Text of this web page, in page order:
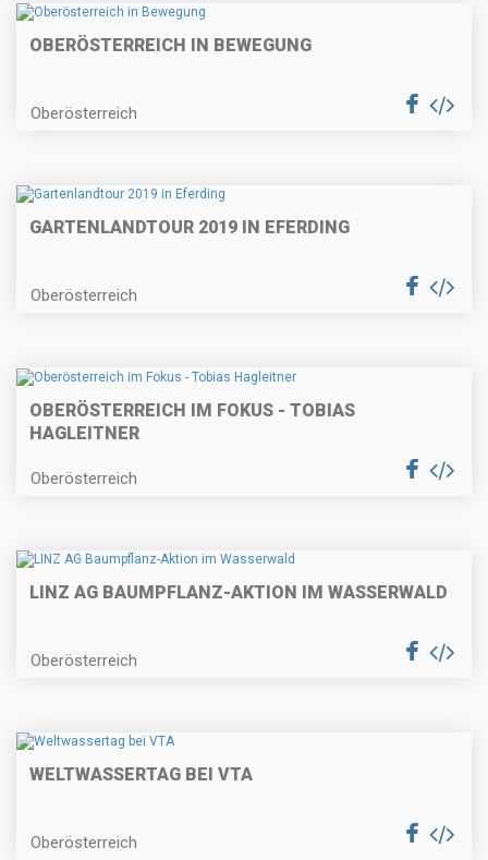
OBERÖSTERREICH IN BEWEGUNG
Oberösterreich
GARTENLANDTOUR 2019 IN EFERDING
Oberösterreich
OBERÖSTERREICH IM FOKUS - TOBIAS
HAGLEITNER
Oberösterreich
LINZ AG BAUMPFLANZ-AKTION IM WASSERWALD
Oberösterreich
WELTWASSERTAG BEI VTA
Oberösterreich